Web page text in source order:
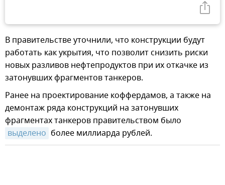
В правительстве уточнили, что конструкции будут
работать как укрытия, что позволит снизить риски
новых разливов нефтепродуктов при их откачке из
затонувших фрагментов танкеров.
Ранее на проектирование коффердамов, а также на
демонтаж ряда конструкций на затонувших
фрагментах танкеров правительством было
выделено более миллиарда рублей.